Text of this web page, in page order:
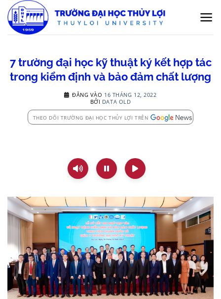
qua
nội
7 trường đại học kỹ thuật ký kết hợp tác
trong kiểm định và bảo đảm chất lượng
ĐĂNG VÀO 16 THÁNG 12, 2022
BỞI DATA OLD
THEO DÕI TRƯỜNG ĐẠI HỌC THỦY LỢI TRÊN